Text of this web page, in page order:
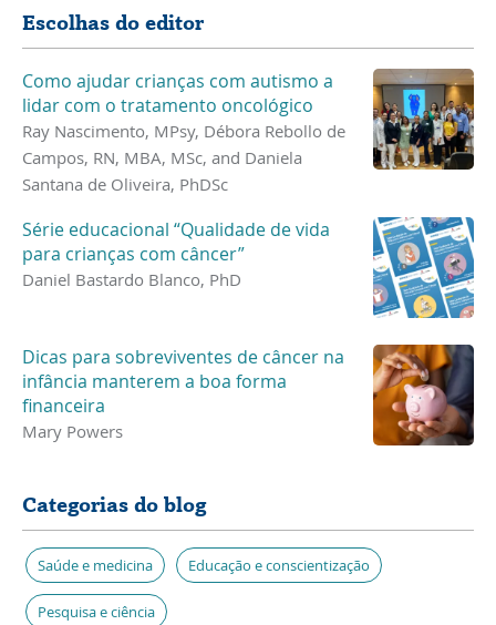
Escolhas do editor
Como ajudar crianças com autismo a
lidar com o tratamento oncológico
Ray Nascimento, MPsy, Débora Rebollo de
Campos, RN, MBA, MSc, and Daniela
Santana de Oliveira, PhDSc
Série educacional “Qualidade de vida
para crianças com câncer”
Daniel Bastardo Blanco, PhD
Dicas para sobreviventes de câncer na
infância manterem a boa forma
financeira
Mary Powers
Categorias do blog
Saúde e medicina Educação e conscientização
Pesquisa e ciência